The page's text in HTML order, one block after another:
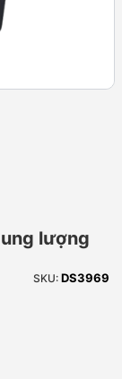
lượng
SKU: DS3969